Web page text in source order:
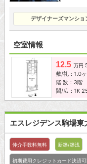
デザイナーズマンショ
空室情報
12.5 万円
敷/礼：1.0
階 数：3階
間/広：1K
エスレジデンス駒場東
仲介手数料無料 新築/築浅
初期費用クレジットカード決済